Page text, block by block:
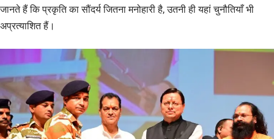
जानते हैं कि प्रकृति का सौंदर्य जितना मनोहारी है, उतनी ही यहां चुनौतियाँ भी
अप्रत्याशित हैं।